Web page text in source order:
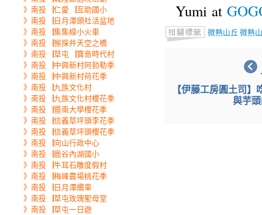
》南投▕仁愛▕互助國小
》南投▕日月潭頭社活盆地
》南投▕集集線小火車
》南投▕猴探井天空之橋
》南投▕草屯▕寶島時代村
》南投▕中興新村阿勃勒季
》南投▕中興新村荷花季
》南投▕九族文化村
》南投▕九族文化村櫻花季
》南投▕暨南大學櫻花季
》南投▕信義草坪頭李花季
》南投▕信義草坪頭櫻花季
》南投▕向山行政中心
》南投▕鹿谷內湖國小
》南投▕牛耳石雕度假村
》南投▕梅峰農場桃花季
》南投▕日月潭纜車
》南投▕草屯玫瑰聖母堂
》南投▕草屯一日遊
Yumi at
微熱山丘 微熱
【伊藤工房圓土司
與芋